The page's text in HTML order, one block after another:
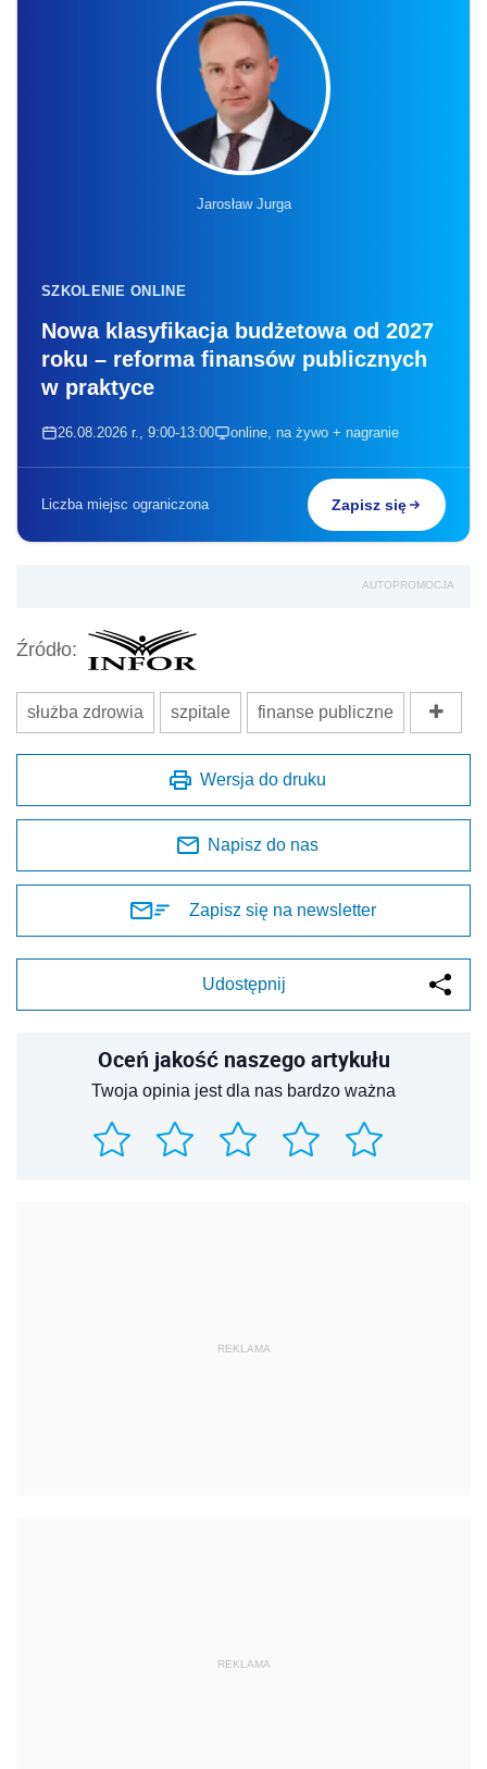
Jarosław Jurga
SZKOLENIE ONLINE
Nowa klasyfikacja budżetowa od 2027
roku – reforma finansów publicznych
w praktyce
26.08.2026 r., 9:00-13:00 online, na żywo + nagranie
Liczba miejsc ograniczona Zapisz się
AUTOPROMOCJA
Źródło:
służba zdrowia szpitale finanse publiczne
Wersja do druku
Napisz do nas
Zapisz się na newsletter
Udostępnij
Oceń jakość naszego artykułu
Twoja opinia jest dla nas bardzo ważna
REKLAMA
REKLAMA